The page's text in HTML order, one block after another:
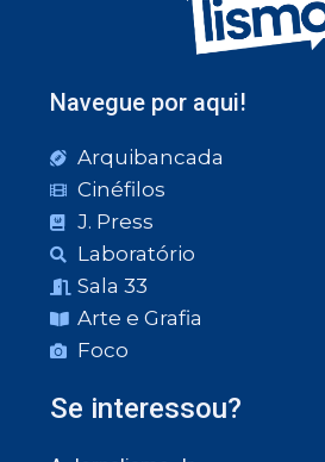
Navegue por aqui!
Arquibancada
Cinéfilos
J. Press
Laboratório
Sala 33
Arte e Grafia
Foco
Se interessou?